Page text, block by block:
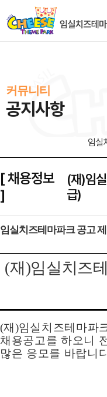
커뮤니티
공지사항
임실
[ 채용정보
]
(재)임
급)
임실치즈테마파크 공고 제
(재 )임실치즈
(재 )임실치즈테마파
채용공고를 하오니
많은 응모를 바랍니